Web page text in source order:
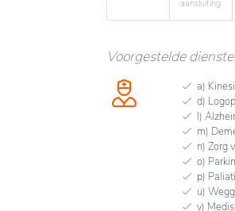
aansluiting
Voorgestelde
a)
d)
l)
m)
n) Zorg
o)
p)
u)
v)